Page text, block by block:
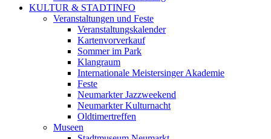
KULTUR & STADTINFO
Veranstaltungen und Feste
Veranstaltungskalender
Kartenvorverkauf
Sommer im Park
Klangraum
Internationale Meistersinger Akademie
Feste
Neumarkter Jazzweekend
Neumarkter Kulturnacht
Oldtimertreffen
Museen